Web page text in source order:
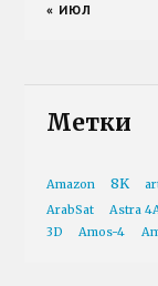
« ИЮЛ
Метки
Amazon 8K
ArabSat
Astra
3D
Amos-4